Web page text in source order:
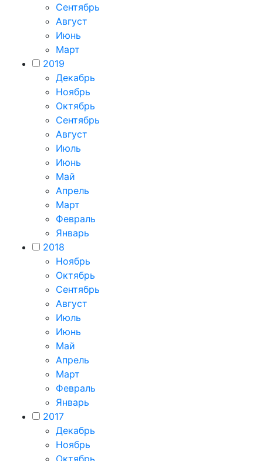
Сентябрь
Август
Июнь
Март
2019
Декабрь
Ноябрь
Октябрь
Сентябрь
Август
Июль
Июнь
Май
Апрель
Март
Февраль
Январь
2018
Ноябрь
Октябрь
Сентябрь
Август
Июль
Июнь
Май
Апрель
Март
Февраль
Январь
2017
Декабрь
Ноябрь
Октябрь